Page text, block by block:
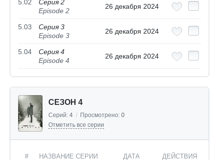
5.02
Серия 2
Episode 2
26 декабря 2024
5.03
Серия 3
Episode 3
26 декабря 2024
5.04
Серия 4
Episode 4
26 декабря 2024
СЕЗОН 4
Серий: 4 / Просмотрено: 0
Отметить все серии
# НАЗВАНИЕ СЕРИИ ДАТА ДЕЙСТВИЯ